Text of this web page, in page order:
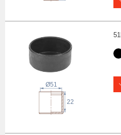
Ø51
22